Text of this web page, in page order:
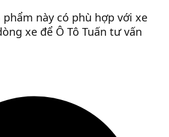
phẩm này có phù hợp với xe
xe để Ô Tô Tuấn tư vấn